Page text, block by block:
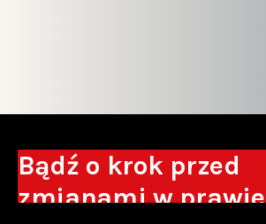
Bądź o krok przed
zmianami w prawie